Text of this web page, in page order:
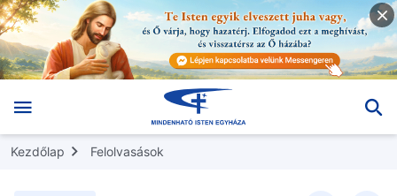
Kezdőlap Felolvasások